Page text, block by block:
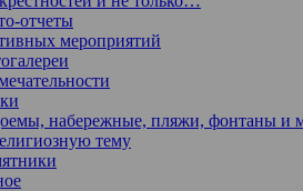
отчеты
мероприятий
набережные, пляжи, фонтаны и
тему